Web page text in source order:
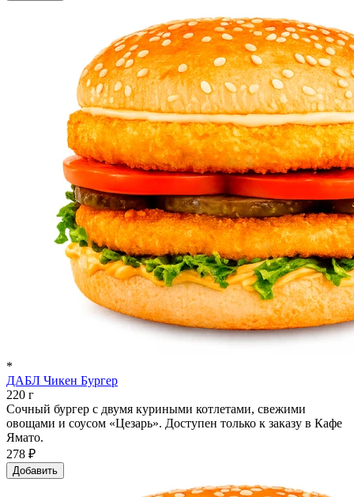
*
ДАБЛ Чикен Бургер
220 г
Сочный бургер с двумя куриными котлетами, свежими
овощами и соусом «Цезарь». Доступен только к заказу в Кафе
Ямато.
278 ₽
Добавить